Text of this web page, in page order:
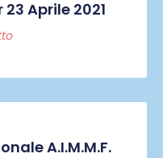
Aprile 2021
A.I.M.M.F.